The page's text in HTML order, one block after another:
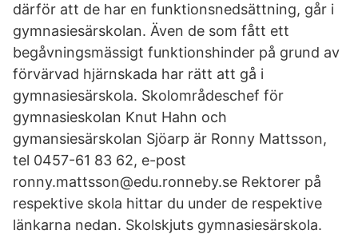
därför att de har en funktionsnedsättning, går i
gymnasiesärskolan. Även de som fått ett
begåvningsmässigt funktionshinder på grund av
förvärvad hjärnskada har rätt att gå i
gymnasiesärskola. Skolområdeschef för
gymnasieskolan Knut Hahn och
gymansiesärskolan Sjöarp är Ronny Mattsson,
tel 0457-61 83 62, e-post
ronny.mattsson@edu.ronneby.se Rektorer på
respektive skola hittar du under de respektive
länkarna nedan. Skolskjuts gymnasiesärskola.